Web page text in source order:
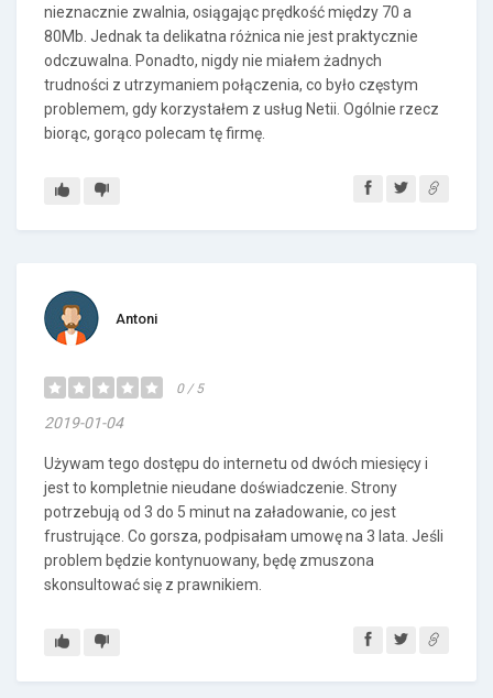
nieznacznie zwalnia, osiągając prędkość między 70 a
80Mb. Jednak ta delikatna różnica nie jest praktycznie
odczuwalna. Ponadto, nigdy nie miałem żadnych
trudności z utrzymaniem połączenia, co było częstym
problemem, gdy korzystałem z usług Netii. Ogólnie rzecz
biorąc, gorąco polecam tę firmę.
Antoni
0 / 5
2019-01-04
Używam tego dostępu do internetu od dwóch miesięcy i
jest to kompletnie nieudane doświadczenie. Strony
potrzebują od 3 do 5 minut na załadowanie, co jest
frustrujące. Co gorsza, podpisałam umowę na 3 lata. Jeśli
problem będzie kontynuowany, będę zmuszona
skonsultować się z prawnikiem.